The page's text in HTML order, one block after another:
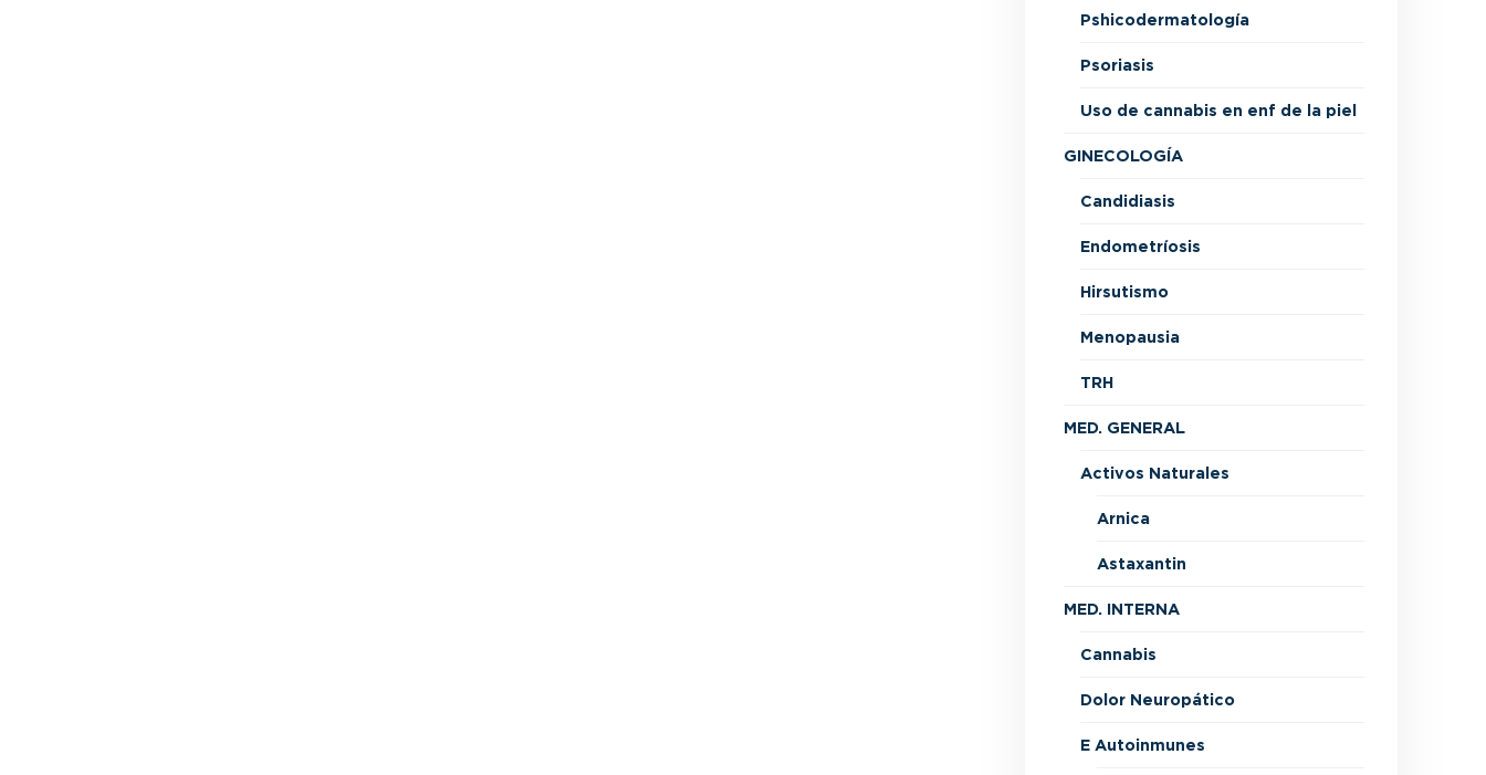
Pshicodermatología
Psoriasis
Uso de cannabis en enf de la piel
GINECOLOGÍA
Candidiasis
Endometríosis
Hirsutismo
Menopausia
TRH
MED. GENERAL
Activos Naturales
Arnica
Astaxantin
MED. INTERNA
Cannabis
Dolor Neuropático
E Autoinmunes